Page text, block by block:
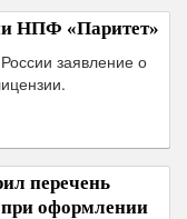
НПФ «Паритет»
заявление о
перечень
оформлении